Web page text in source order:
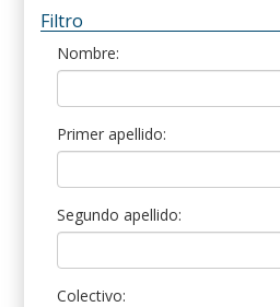
Filtro
Nombre:
Primer apellido:
Segundo apellido:
Colectivo: